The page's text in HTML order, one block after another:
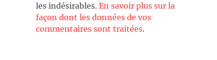
les indésirables. En savoir plus sur la
façon dont les données de vos
commentaires sont traitées.